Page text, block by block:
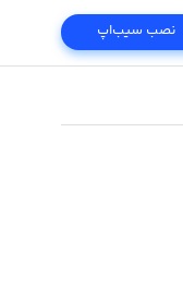
نصب سیب‌اپ